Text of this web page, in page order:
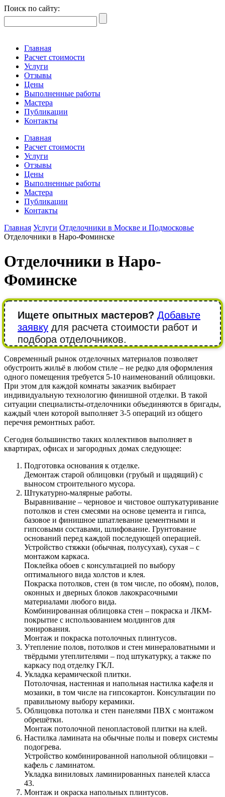
Поиск по сайту:
Главная
Расчет стоимости
Услуги
Отзывы
Цены
Выполненные работы
Мастера
Публикации
Контакты
Главная
Расчет стоимости
Услуги
Отзывы
Цены
Выполненные работы
Мастера
Публикации
Контакты
Главная Услуги Отделочники в Москве и Подмосковье
Отделочники в Наро-Фоминске
Отделочники в Наро-
Фоминске
Ищете опытных мастеров? Добавьте
заявку для расчета стоимости работ и
подбора отделочников.
Современный рынок отделочных материалов позволяет
обустроить жильё в любом стиле – не редко для оформления
одного помещения требуется 5-10 наименований облицовки.
При этом для каждой комнаты заказчик выбирает
индивидуальную технологию финишной отделки. В такой
ситуации специалисты-отделочники объединяются в бригады,
каждый член которой выполняет 3-5 операций из общего
перечня ремонтных работ.
Сегодня большинство таких коллективов выполняет в
квартирах, офисах и загородных домах следующее:
Подготовка основания к отделке.
Демонтаж старой облицовки (грубый и щадящий) с
выносом строительного мусора.
Штукатурно-малярные работы.
Выравнивание – черновое и чистовое оштукатуривание
потолков и стен смесями на основе цемента и гипса,
базовое и финишное шпатлевание цементными и
гипсовыми составами, шлифование. Грунтование
оснований перед каждой последующей операцией.
Устройство стяжки (обычная, полусухая), сухая – с
монтажом каркаса.
Поклейка обоев с консультацией по выбору
оптимального вида холстов и клея.
Покраска потолков, стен (в том числе, по обоям), полов,
оконных и дверных блоков лакокрасочными
материалами любого вида.
Комбинированная облицовка стен – покраска и ЛКМ-
покрытие с использованием молдингов для
зонирования.
Монтаж и покраска потолочных плинтусов.
Утепление полов, потолков и стен минераловатными и
твёрдыми утеплителями – под штукатурку, а также по
каркасу под отделку ГКЛ.
Укладка керамической плитки.
Потолочная, настенная и напольная настилка кафеля и
мозаики, в том числе на гипсокартон. Консультации по
правильному выбору керамики.
Облицовка потолка и стен панелями ПВХ с монтажом
обрешётки.
Монтаж потолочной пенопластовой плитки на клей.
Настилка ламината на обычные полы и поверх системы
подогрева.
Устройство комбинированной напольной облицовки –
кафель с ламинатом.
Укладка виниловых ламинированных панелей класса
43.
Монтаж и окраска напольных плинтусов.